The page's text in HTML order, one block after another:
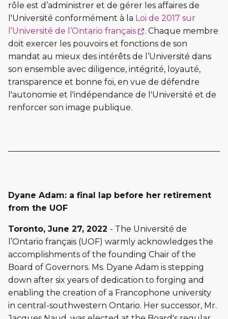
rôle est d’administrer et de gérer les affaires de
l'Université conformément à la Loi de 2017 sur
l’Université de l’Ontario français
Ce
lien
s'ouvrira
dans
une
nouvelle
. Chaque membre
doit exercer les pouvoirs et fonctions de son
mandat au mieux des intérêts de l’Université dans
son ensemble avec diligence, intégrité, loyauté,
transparence et bonne foi, en vue de défendre
l'autonomie et l'indépendance de l'Université et de
renforcer son image publique.
Dyane Adam: a final lap before her retirement
from the UOF
Toronto, June 27, 2022 - The Université de
l’Ontario français (UOF) warmly acknowledges the
accomplishments of the founding Chair of the
Board of Governors. Ms. Dyane Adam is stepping
down after six years of dedication to forging and
enabling the creation of a Francophone university
in central-southwestern Ontario. Her successor, Mr.